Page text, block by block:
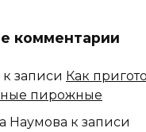
комментарии
к записи Как
пирожные
Наумова к записи